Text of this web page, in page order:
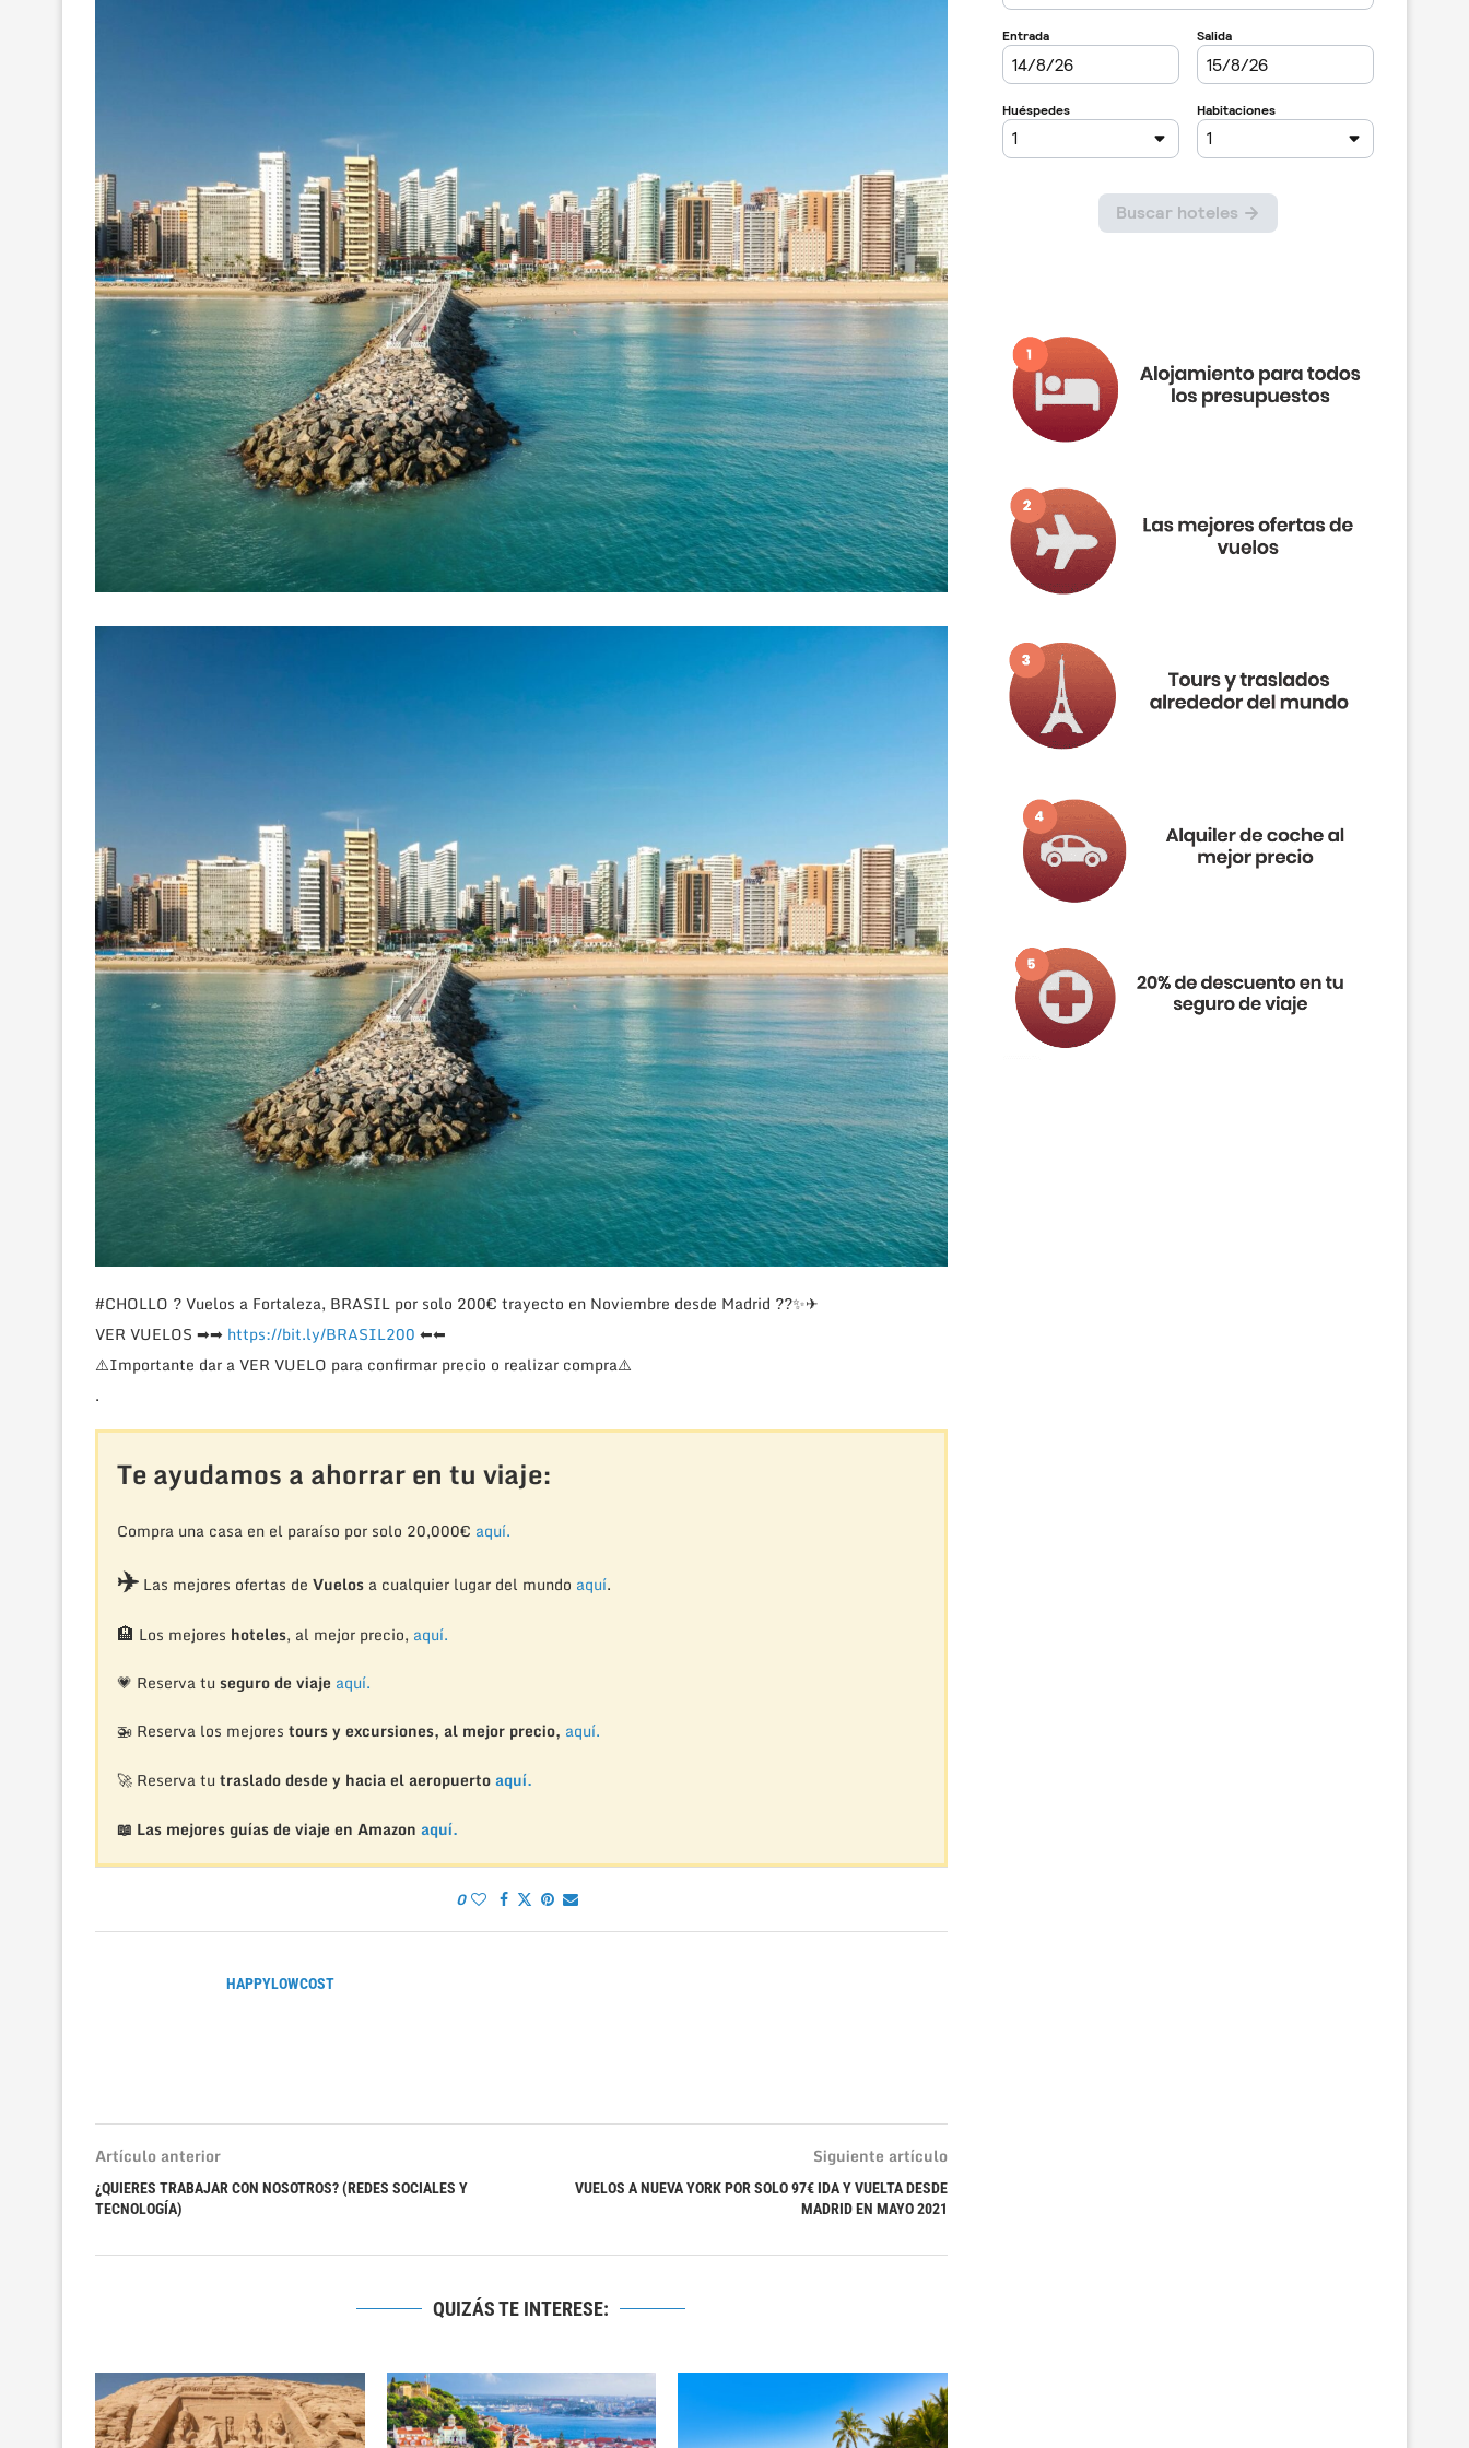
#CHOLLO ?Vuelos a Fortaleza, BRASIL por solo 200€ trayecto en Noviembre desde Madrid ??✨✈
VER VUELOS ➡➡ https://bit.ly/BRASIL200 ⬅⬅
⚠️Importante dar a VER VUELO para confirmar precio o realizar compra⚠️
.
Te ayudamos a ahorrar en tu viaje:
Compra una casa en el paraíso por solo 20,000€ aquí.
✈️Las mejores ofertas de Vuelosa cualquier lugar del mundo aquí.
🏨 Los mejores hoteles, al mejor precio, aquí.
💗 Reserva tu seguro de viaje aquí.
🚁 Reserva los mejores tours y excursiones, al mejor precio, aquí.
🚀 Reserva tu traslado desde y hacia el aeropuertoaquí.
📖 Las mejores guías de viaje en Amazon aquí.
0
HAPPYLOWCOST
Artículo anterior
¿QUIERES TRABAJAR CON NOSOTROS? (REDES SOCIALES Y
TECNOLOGÍA)
Siguiente artículo
VUELOS A NUEVA YORK POR SOLO 97€ IDA Y VUELTA DESDE
MADRID EN MAYO 2021
QUIZÁS TE INTERESE: